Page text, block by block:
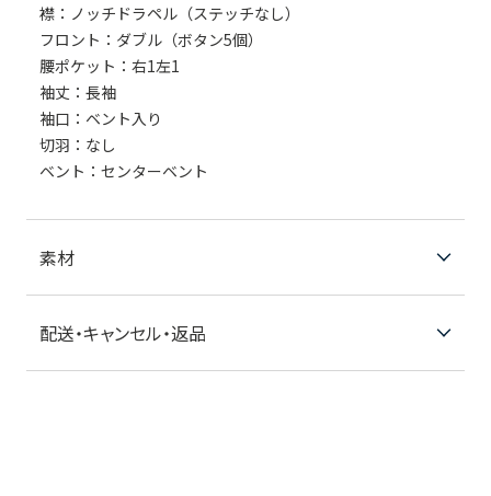
襟：ノッチドラペル（ステッチなし）
フロント：ダブル（ボタン5個）
腰ポケット：右1左1
袖丈：長袖
袖口：ベント入り
切羽：なし
ベント：センターベント
素材
配送・キャンセル・返品